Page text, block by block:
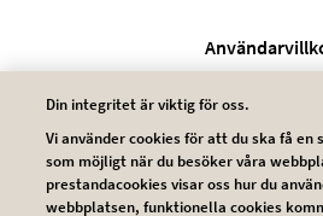
Cookie
Din integritet är viktig för oss.
Vi använder cookies för att du ska få en
som möjligt när du besöker våra
prestandacookies visar oss hur du
webbplatsen, funktionella cookies